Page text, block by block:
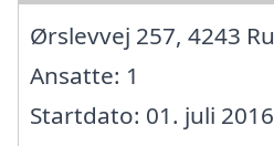
Ørslevvej 257, 4243
Ansatte: 1
Startdato: 01. juli